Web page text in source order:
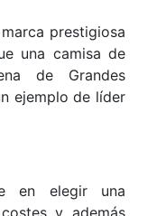
prestigiosa
una camisa de
de Grandes
ejemplo de líder
en elegir una
y además